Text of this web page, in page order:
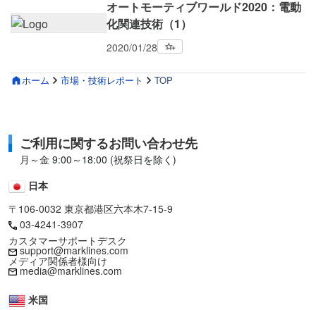
ホーム 市場・技術レポート TOP
オートモーティブワールド2020：電動
化関連技術（1）
2020/01/28
ご利用に関するお問い合わせ先
月～金 9:00～18:00 (祝祭日を除く)
日本
〒106-0032 東京都港区六本木7-15-9
03-4241-3907
カスタマーサポートデスク
support@marklines.com
メディア関係者様向け
media@marklines.com
米国